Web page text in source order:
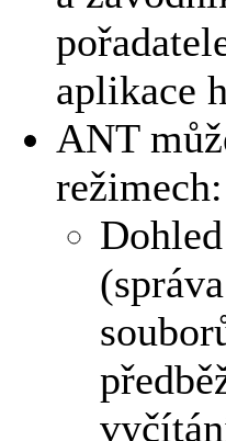
aplikace
ANT
režimech: